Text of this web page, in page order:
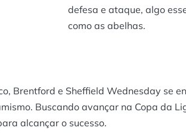
defesa e ataque, algo
como as abelhas.
Brentford e Sheffield Wednesday se
Buscando avançar na Copa da
alcançar o sucesso.